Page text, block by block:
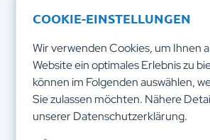
COOKIE-EINSTELLUNGEN
Wir verwenden Cookies, um Ihnen
Website ein optimales Erlebnis zu
können im Folgenden auswählen,
Sie zulassen möchten. Nähere
unsererDatenschutzerklärung.